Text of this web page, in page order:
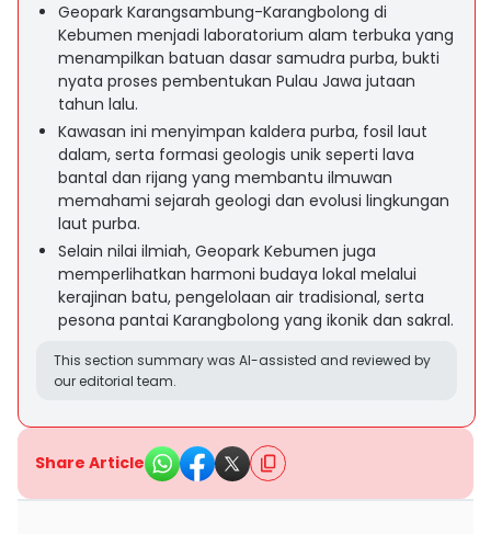
Geopark Karangsambung-Karangbolong di
Kebumen menjadi laboratorium alam terbuka yang
menampilkan batuan dasar samudra purba, bukti
nyata proses pembentukan Pulau Jawa jutaan
tahun lalu.
Kawasan ini menyimpan kaldera purba, fosil laut
dalam, serta formasi geologis unik seperti lava
bantal dan rijang yang membantu ilmuwan
memahami sejarah geologi dan evolusi lingkungan
laut purba.
Selain nilai ilmiah, Geopark Kebumen juga
memperlihatkan harmoni budaya lokal melalui
kerajinan batu, pengelolaan air tradisional, serta
pesona pantai Karangbolong yang ikonik dan sakral.
This section summary was AI-assisted and reviewed by
our editorial team.
Share Article